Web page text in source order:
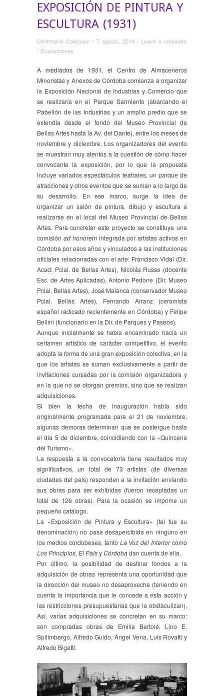
EXPOSICIÓN DE PINTURA Y
ESCULTURA (1931)
Centenario Coleccion / 7 agosto, 2014 / Leave a comment
/ Exposiciones
A mediados de 1931, el Centro de Almaceneros
Minoristas y Anexos de Córdoba comienza a organizar
la Exposición Nacional de Industrias y Comercio que
se realizaría en el Parque Sarmiento (abarcando el
Pabellón de las Industrias y un amplio predio que se
extendía desde el fondo del Museo Provincial de
Bellas Artes hasta la Av. del Dante), entre los meses de
noviembre y diciembre. Los organizadores del evento
se muestran muy atentos a la cuestión de cómo hacer
convocante la exposición, por lo que la propuesta
incluye variados espectáculos teatrales, un parque de
atracciones y otros eventos que se suman a lo largo de
su desarrollo. En ese marco, surge la idea de
organizar un salón de pintura, dibujo y escultura a
realizarse en el local del Museo Provincial de Bellas
Artes. Para concretar este proyecto se constituye una
comisión ad honoremintegrada por artistas activos en
Córdoba por esos años y vinculados a las instituciones
oficiales relacionadas con el arte: Francisco Vidal (Dir.
Acad. Pcial. de Bellas Artes), Nicolás Russo (docente
Esc. de Artes Aplicadas), Antonio Pedone (Dir. Museo
Pcial. Bellas Artes), José Malanca (conservador Museo
Pcial. Bellas Artes), Fernando Arranz (ceramista
español radicado recientemente en Córdoba) y Felipe
Bellini (funcionario en la Dir. de Parques y Paseos).
Aunque inicialmente se había encaminado hacia un
certamen artístico de carácter competitivo, el evento
adopta la forma de una gran exposición colectiva, en la
que los artistas se suman exclusivamente a partir de
invitaciones cursadas por la comisión organizadora y
en la que no se otorgan premios, sino que se realizan
adquisiciones.
Si bien la fecha de inauguración había sido
originalmente programada para el 21 de noviembre,
algunas demoras determinan que se postergue hasta
el día 5 de diciembre, coincidiendo con la «Quincena
del Turismo».
La respuesta a la convocatoria tiene resultados muy
significativos, un total de 73 artistas (de diversas
ciudades del país) responden a la invitación enviando
sus obras para ser exhibidas (fueron receptadas un
total de 126 obras). Para la ocasión se imprime un
pequeño catálogo.
La «Exposición de Pintura y Escultura» (tal fue su
denominación) no pasa desapercibida en ninguno en
los medios cordobeses, tanto La Voz del Interiorcomo
Los Principios, El PaísyCórdobadan cuenta de ella.
Por último, la posibilidad de destinar fondos a la
adquisición de obras representa una oportunidad que
la dirección del museo no desaprovecha (teniendo en
cuenta la importancia que le concede a esta acción y
las restricciones presupuestarias que la obstaculizan).
Así, varias adquisiciones se concretan en su marco:
son compradas obras de Emilia Bertolé, Lino E.
Spilimbergo, Alfredo Guido, Ángel Vena, Luis Rovatti y
Alfredo Bigatti.